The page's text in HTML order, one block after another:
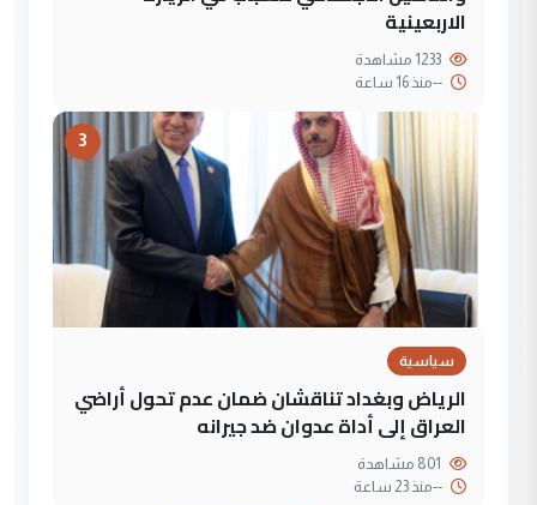
الاربعينية
--منذ 16 ساعة
3
سياسية
الرياض وبغداد تناقشان ضمان عدم تحول أراضي
العراق إلى أداة عدوان ضد جيرانه
--منذ 23 ساعة